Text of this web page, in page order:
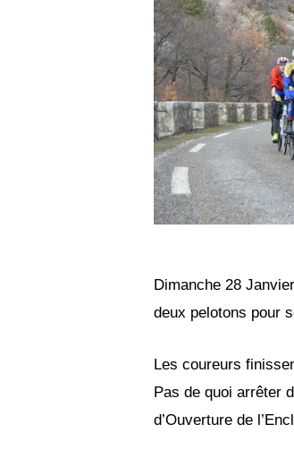
Dimanche 28
deux pelotons pour
Les coureurs
Pas de quoi arrêter
d’Ouverture de